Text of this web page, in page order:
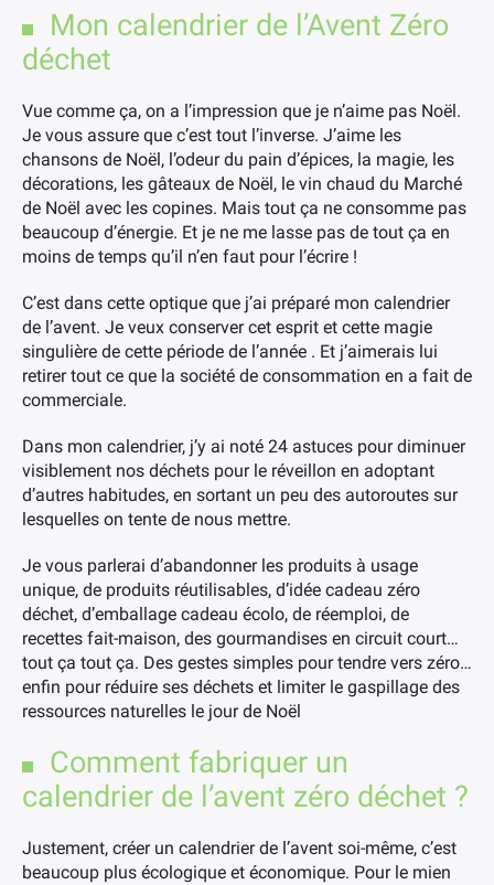
Mon calendrier de l’Avent Zéro
déchet
Vue comme ça, on a l’impression que je n’aime pas Noël.
Je vous assure que c’est tout l’inverse. J’aime les
chansons de Noël, l’odeur du pain d’épices, la magie, les
décorations, les gâteaux de Noël, le vin chaud du Marché
de Noël avec les copines. Mais tout ça ne consomme pas
beaucoup d’énergie. Et je ne me lasse pas de tout ça en
moins de temps qu’il n’en faut pour l’écrire !
C’est dans cette optique que j’ai préparé mon calendrier
de l’avent. Je veux conserver cet esprit et cette magie
singulière de cette période de l’année . Et j’aimerais lui
retirer tout ce que la société de consommation en a fait de
commerciale.
Dans mon calendrier, j’y ai noté 24 astuces pour diminuer
visiblement nos déchets pour le réveillon en adoptant
d’autres habitudes, en sortant un peu des autoroutes sur
lesquelles on tente de nous mettre.
Je vous parlerai d’abandonner les produits à usage
unique, de produits réutilisables, d’idée cadeau zéro
déchet, d’emballage cadeau écolo, de réemploi, de
recettes fait-maison, des gourmandises en circuit court…
tout ça tout ça. Des gestes simples pour tendre vers zéro…
enfin pour réduire ses déchets et limiter le gaspillage des
ressources naturelles le jour de Noël
Comment fabriquer un
calendrier de l’avent zéro déchet ?
Justement, créer un calendrier de l’avent soi-même, c’est
beaucoup plus écologique et économique. Pour le mien